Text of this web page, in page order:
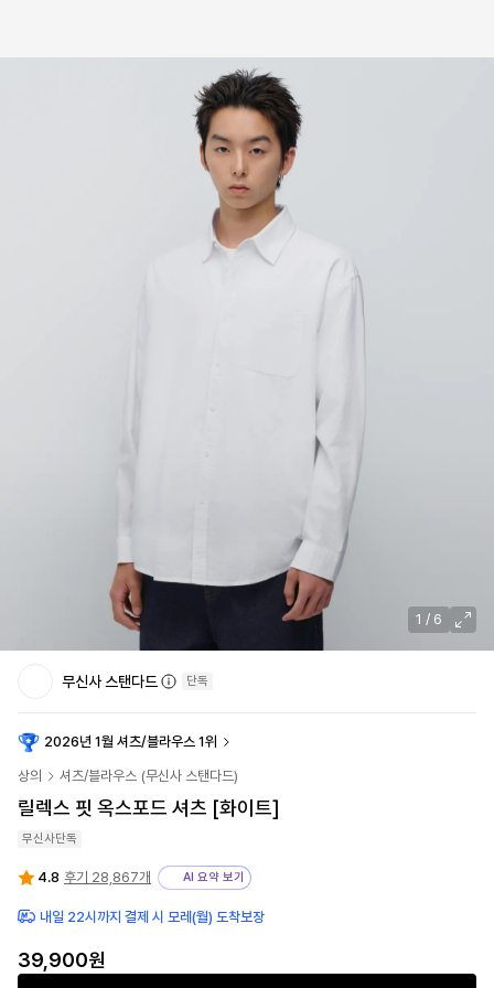
1 / 6
무신사 스탠다드 단독
2026년 1월 셔츠/블라우스 1위
상의 셔츠/블라우스 (무신사 스탠다드)
릴렉스 핏 옥스포드 셔츠 [화이트]
무신사단독
4.8 후기 28,867개 AI 요약 보기
내일 22시까지 결제 시 모레(월) 도착보장
39,900원